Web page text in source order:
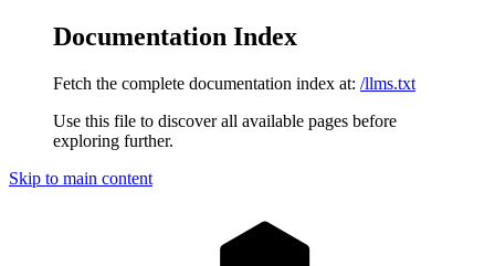
Documentation Index
Fetch the complete documentation index at: /llms.txt
Use this file to discover all available pages before
exploring further.
Skip to main content